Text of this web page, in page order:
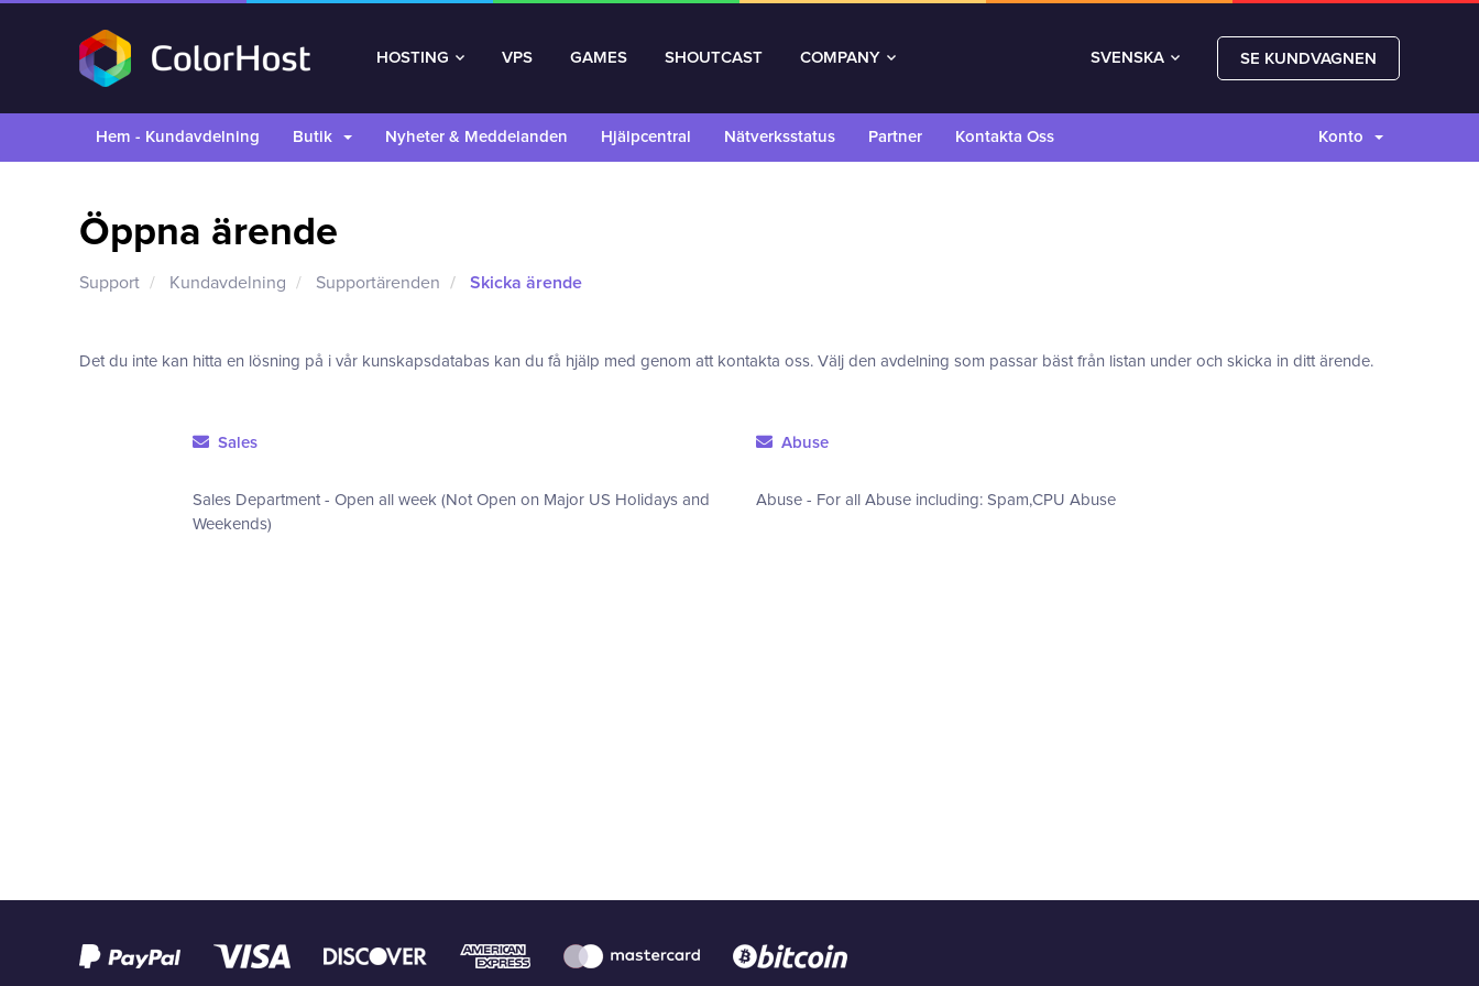
HOSTING VPS GAMES SHOUTCAST COMPANY SVENSKA SE KUNDVAGNEN
Hem - Kundavdelning Butik Nyheter & Meddelanden Hjälpcentral Nätverksstatus Partner Kontakta Oss Konto
Öppna ärende
Support Kundavdelning Supportärenden Skicka ärende
Det du inte kan hitta en lösning på i vår kunskapsdatabas kan du få hjälp med genom att kontakta oss. Välj den avdelning som passar bäst från listan under och skicka in ditt ärende.
Sales
Sales Department - Open all week (Not Open on Major US Holidays and
Weekends)
Abuse
Abuse - For all Abuse including: Spam,CPU Abuse